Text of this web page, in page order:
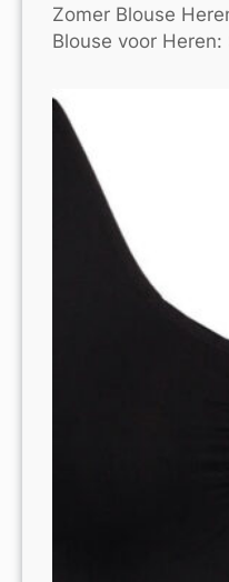
Zomer Blouse
Blouse voor